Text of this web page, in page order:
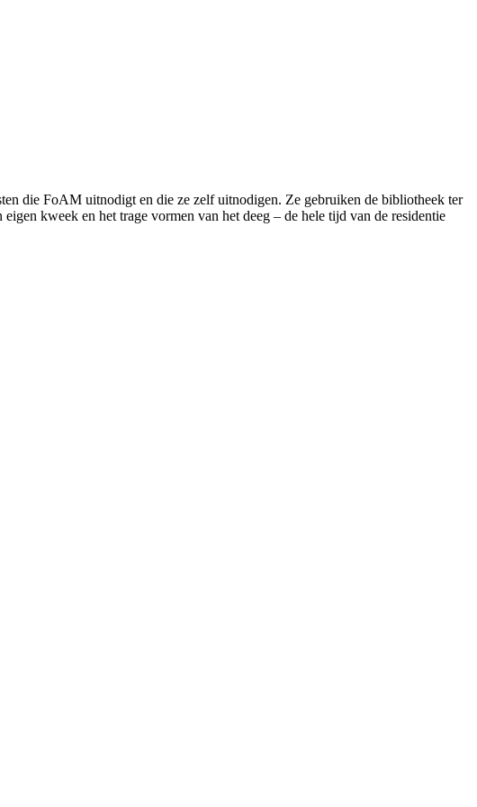
die FoAM uitnodigt en die ze zelf uitnodigen. Ze gebruiken de bibliotheek ter
kweek en het trage vormen van het deeg – de hele tijd van de residentie